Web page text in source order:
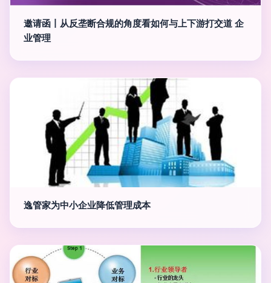
邀请函丨从反垄断合规的角度看如何与上下游打交道 企
业管理
逸管家为中小企业降低管理成本